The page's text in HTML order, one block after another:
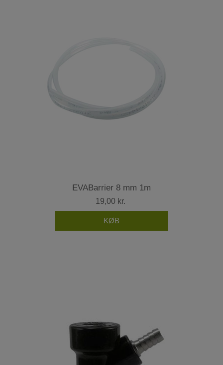
EVABarrier 8 mm 1m
19,00 kr.